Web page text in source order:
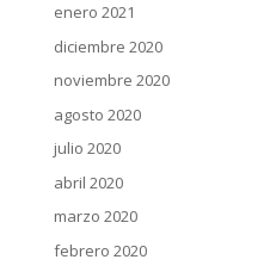
enero 2021
diciembre 2020
noviembre 2020
agosto 2020
julio 2020
abril 2020
marzo 2020
febrero 2020